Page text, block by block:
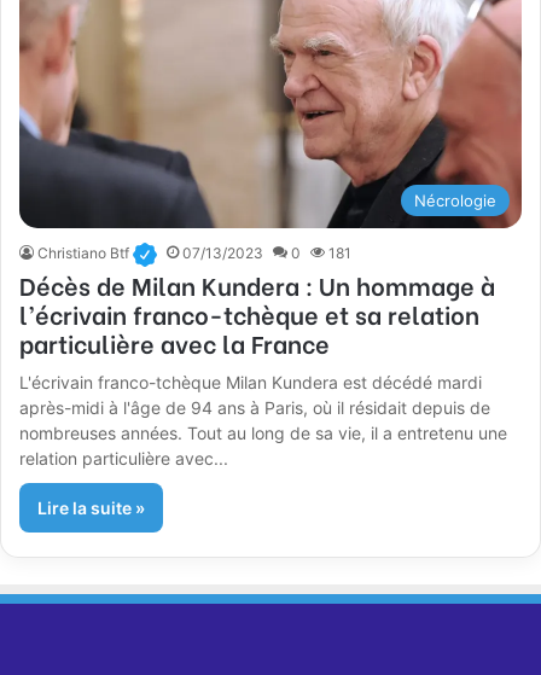
Nécrologie
Christiano Btf 07/13/2023 0 181
Décès de Milan Kundera : Un hommage à
l’écrivain franco-tchèque et sa relation
particulière avec la France
L'écrivain franco-tchèque Milan Kundera est décédé mardi
après-midi à l'âge de 94 ans à Paris, où il résidait depuis de
nombreuses années. Tout au long de sa vie, il a entretenu une
relation particulière avec...
Lire la suite »